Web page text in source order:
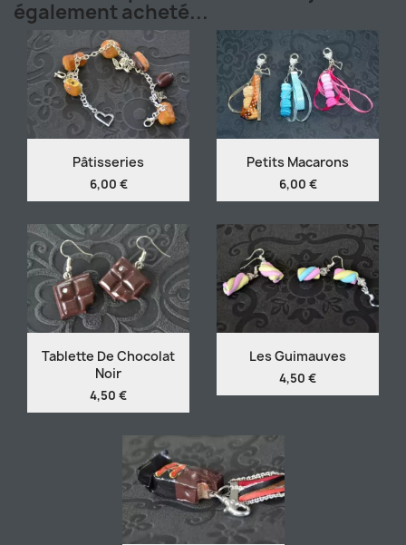
également acheté...
Pâtisseries
6,00 €
Petits Macarons
6,00 €
Tablette De Chocolat
Noir
4,50 €
Les Guimauves
4,50 €